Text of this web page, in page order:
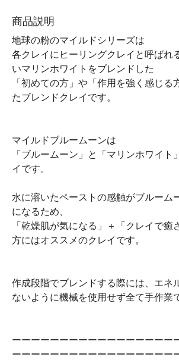
商品説明
地球の粉のマイルドシリーズは
各クレイにヒーリングクレイと呼ばれ
いマリンホワイトをブレンドした
「初めての方」や「作用を強く感じる
たブレンドクレイです。
マイルドブルームーンは
「ブルームーン」と「マリンホワイト
イです。
水に溶いたペーストの感触がブルーム
になるため、
「乾燥肌が気になる」＋「クレイで癒
方にはオススメのクレイです。
作成段階でブレンドする際には、エネ
ないように機械を使用せず全て手作業
ーーーーーーーーーーーーーーーーー
ーーーーーーーーーーーーーーーーー